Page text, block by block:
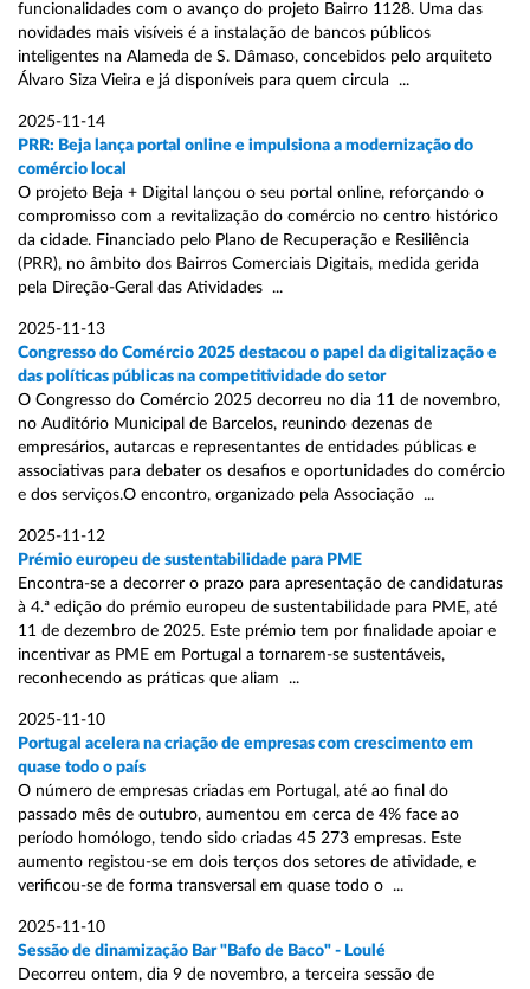
funcionalidades com o avanço do projeto Bairro 1128. Uma das
novidades mais visíveis é a instalação de bancos públicos
inteligentes na Alameda de S. Dâmaso, concebidos pelo arquiteto
Álvaro Siza Vieira e já disponíveis para quem circula ...
2025-11-14
PRR: Beja lança portal online e impulsiona a modernização do
comércio local
O projeto Beja + Digital lançou o seu portal online, reforçando o
compromisso com a revitalização do comércio no centro histórico
da cidade. Financiado pelo Plano de Recuperação e Resiliência
(PRR), no âmbito dos Bairros Comerciais Digitais, medida gerida
pela Direção-Geral das Atividades ...
2025-11-13
Congresso do Comércio 2025 destacou o papel da digitalização e
das políticas públicas na competitividade do setor
O Congresso do Comércio 2025 decorreu no dia 11 de novembro,
no Auditório Municipal de Barcelos, reunindo dezenas de
empresários, autarcas e representantes de entidades públicas e
associativas para debater os desafios e oportunidades do comércio
e dos serviços.O encontro, organizado pela Associação ...
2025-11-12
Prémio europeu de sustentabilidade para PME
Encontra-se a decorrer o prazo para apresentação de candidaturas
à 4.ª edição do prémio europeu de sustentabilidade para PME, até
11 de dezembro de 2025. Este prémio tem por finalidade apoiar e
incentivar as PME em Portugal a tornarem-se sustentáveis,
reconhecendo as práticas que aliam ...
2025-11-10
Portugal acelera na criação de empresas com crescimento em
quase todo o país
O número de empresas criadas em Portugal, até ao final do
passado mês de outubro, aumentou em cerca de 4% face ao
período homólogo, tendo sido criadas 45 273 empresas. Este
aumento registou-se em dois terços dos setores de atividade, e
verificou-se de forma transversal em quase todo o ...
2025-11-10
Sessão de dinamização Bar "Bafo de Baco" - Loulé
Decorreu ontem, dia 9 de novembro, a terceira sessão de